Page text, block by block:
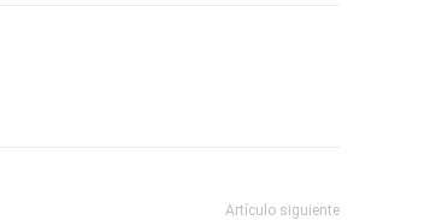
Artículo siguiente